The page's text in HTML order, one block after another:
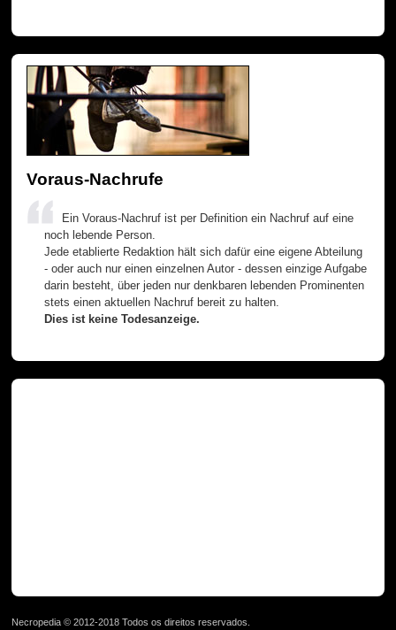
Voraus-Nachrufe
Ein Voraus-Nachruf ist per Definition ein Nachruf auf eine
noch lebende Person.
Jede etablierte Redaktion hält sich dafür eine eigene Abteilung
- oder auch nur einen einzelnen Autor - dessen einzige Aufgabe
darin besteht, über jeden nur denkbaren lebenden Prominenten
stets einen aktuellen Nachruf bereit zu halten.
Dies ist keine Todesanzeige.
Necropedia © 2012-2018 Todos os direitos reservados.